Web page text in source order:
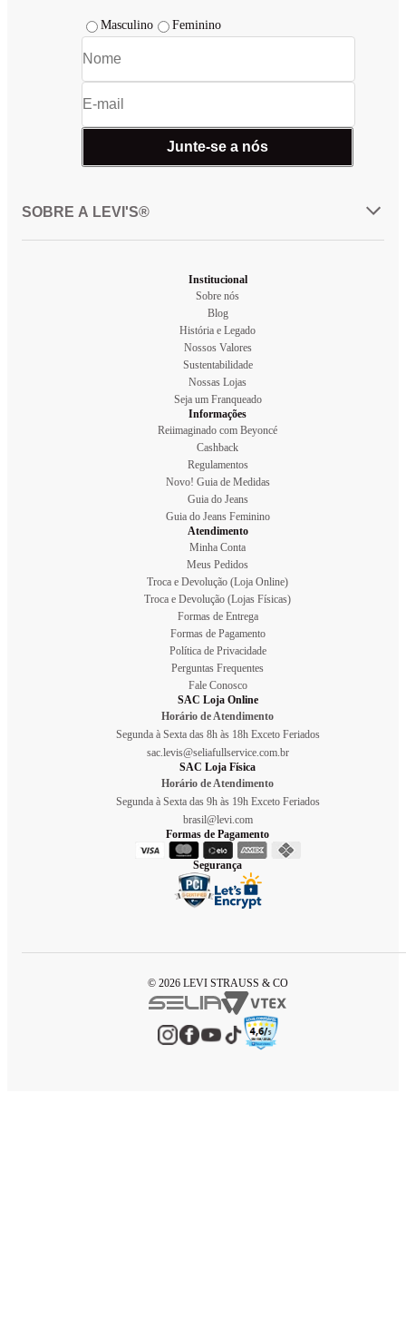
Masculino Feminino
Junte-se a nós
SOBRE A LEVI'S®
Institucional
Sobre nós
Blog
História e Legado
Nossos Valores
Sustentabilidade
Nossas Lojas
Seja um Franqueado
Informações
Reiimaginado com Beyoncé
Cashback
Regulamentos
Novo! Guia de Medidas
Guia do Jeans
Guia do Jeans Feminino
Atendimento
Minha Conta
Meus Pedidos
Troca e Devolução (Loja Online)
Troca e Devolução (Lojas Físicas)
Formas de Entrega
Formas de Pagamento
Política de Privacidade
Perguntas Frequentes
Fale Conosco
SAC Loja Online
Horário de Atendimento
Segunda à Sexta das 8h às 18h Exceto Feriados
sac.levis@seliafullservice.com.br
SAC Loja Física
Horário de Atendimento
Segunda à Sexta das 9h às 19h Exceto Feriados
brasil@levi.com
Formas de Pagamento
Segurança
© 2026 LEVI STRAUSS & CO